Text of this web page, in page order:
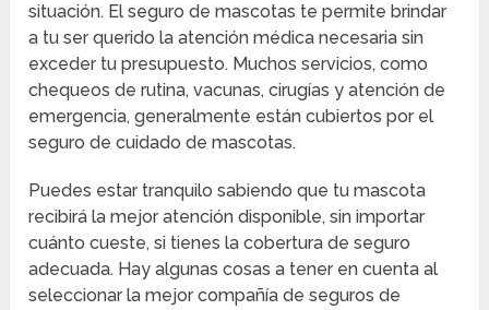
situación. El seguro de mascotas te permite brindar
a tu ser querido la atención médica necesaria sin
exceder tu presupuesto. Muchos servicios, como
chequeos de rutina, vacunas, cirugías y atención de
emergencia, generalmente están cubiertos por el
seguro de cuidado de mascotas.
Puedes estar tranquilo sabiendo que tu mascota
recibirá la mejor atención disponible, sin importar
cuánto cueste, si tienes la cobertura de seguro
adecuada. Hay algunas cosas a tener en cuenta al
seleccionar la mejor compañía de seguros de